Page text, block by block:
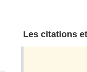
Les citations